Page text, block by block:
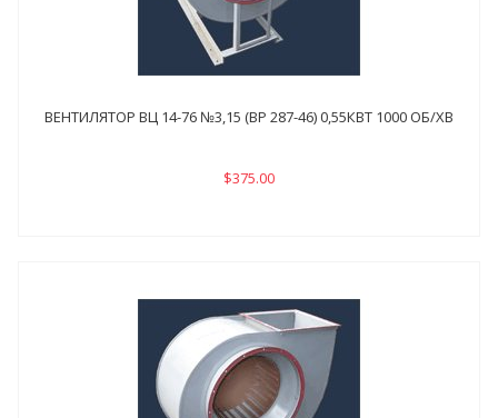
ВЕНТИЛЯТОР ВЦ 14-76 №3,15 (ВР 287-46) 0,55КВТ 1000 ОБ/ХВ
$375.00